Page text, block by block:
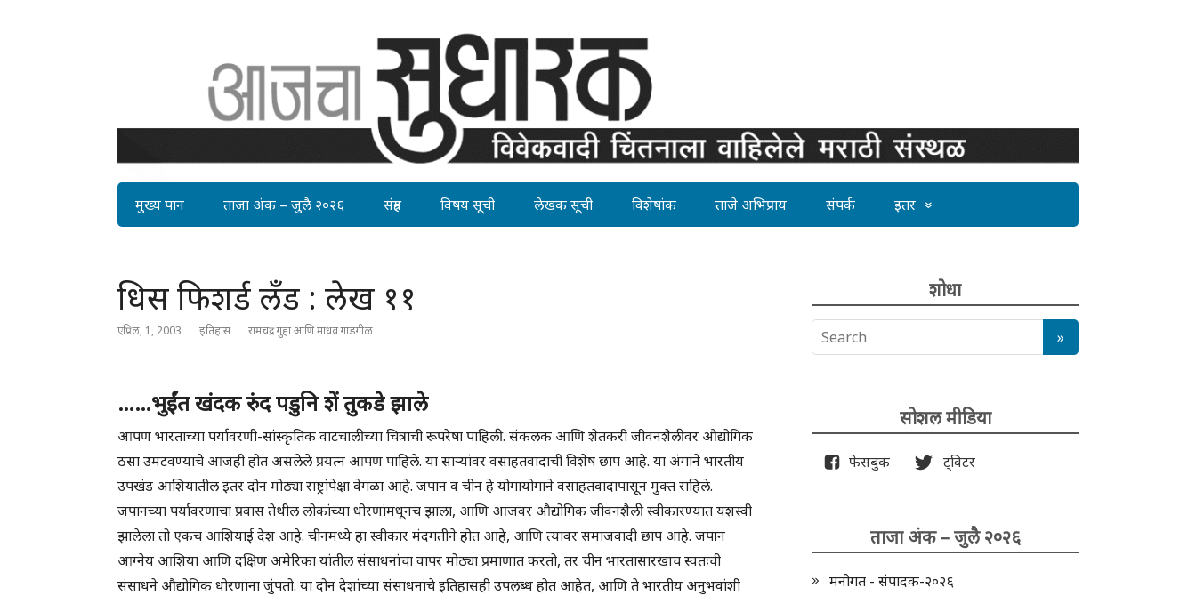
मुख्य पान ताजा अंक – जुलै २०२६ संग्रह विषय सूची लेखक सूची विशेषांक ताजे अभिप्राय संपर्क इतर
धिस फिशर्ड लँड : लेख ११
एप्रिल, 1, 2003 इतिहास रामचंद्र गुहा आणि माधव गाडगीळ
……भुईंत खंदक रुंद पडुनि शें तुकडे झाले
आपण भारताच्या पर्यावरणी-सांस्कृतिक वाटचालीच्या चित्राची रूपरेषा पाहिली. संकलक आणि शेतकरी जीवनशैलीवर औद्योगिक
ठसा उमटवण्याचे आजही होत असलेले प्रयत्न आपण पाहिले. या साऱ्यांवर वसाहतवादाची विशेष छाप आहे. या अंगाने भारतीय
उपखंड आशियातील इतर दोन मोठ्या राष्ट्रांपेक्षा वेगळा आहे. जपान व चीन हे योगायोगाने वसाहतवादापासून मुक्त राहिले.
जपानच्या पर्यावरणाचा प्रवास तेथील लोकांच्या धोरणांमधूनच झाला, आणि आजवर औद्योगिक जीवनशैली स्वीकारण्यात यशस्वी
झालेला तो एकच आशियाई देश आहे. चीनमध्ये हा स्वीकार मंदगतीने होत आहे, आणि त्यावर समाजवादी छाप आहे. जपान
आग्नेय आशिया आणि दक्षिण अमेरिका यांतील संसाधनांचा वापर मोठ्या प्रमाणात करतो, तर चीन भारतासारखाच स्वतःची
संसाधने औद्योगिक धोरणांना जुंपतो. या दोन देशांच्या संसाधनांचे इतिहासही उपलब्ध होत आहेत, आणि ते भारतीय अनुभवांशी
शोधा
सोशल मीडिया
फेसबुक ट्विटर
ताजा अंक – जुलै २०२६
मनोगत - संपादक-२०२६